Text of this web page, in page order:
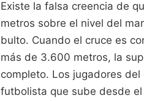
Existe la falsa creencia de
metros sobre el nivel del
bulto. Cuando el cruce es
más de 3.600 metros, la
completo. Los jugadores
futbolista que sube desde